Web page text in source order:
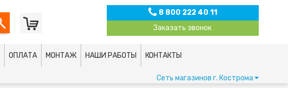
8 800 222 40 11
Заказать звонок
ОПЛАТА МОНТАЖ НАШИ РАБОТЫ КОНТАКТЫ
Сеть магазинов г. Кострома